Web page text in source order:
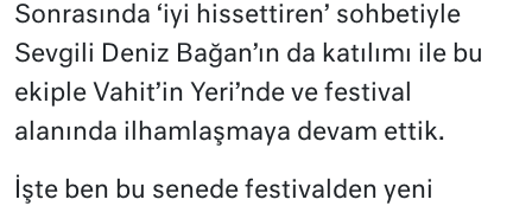
Sonrasında ‘iyi hissettiren’ sohbetiyle
Sevgili Deniz Bağan’ın da katılımı ile bu
ekiple Vahit’in Yeri’nde ve festival
alanında ilhamlaşmaya devam ettik.
İşte ben bu senede festivalden yeni